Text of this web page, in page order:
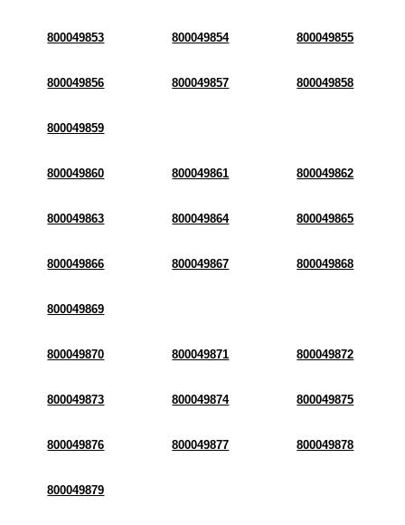
800049853 800049854 800049855
800049856 800049857 800049858
800049859
800049860 800049861 800049862
800049863 800049864 800049865
800049866 800049867 800049868
800049869
800049870 800049871 800049872
800049873 800049874 800049875
800049876 800049877 800049878
800049879